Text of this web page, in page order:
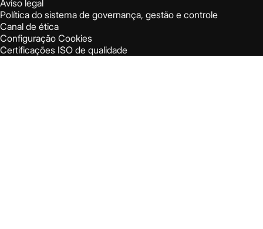
Aviso legal
Política do sistema de governança, gestão e controle
Canal de ética
Configuração Cookies
Certificações ISO de qualidade